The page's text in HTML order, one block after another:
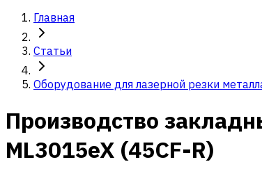
Главная
Статьи
Оборудование для лазерной резки
Производство
ML3015eX (45CF-R)